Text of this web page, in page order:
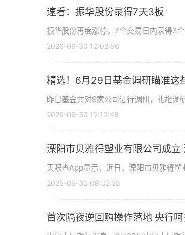
速看：振华股份录得7天3板
振华股份再度涨停，7个交易日内录得3
2026-06-30 12:02:56
精选！6月29日基金调研瞄准这
昨日基金共对9家公司进行调研，扎堆调
2026-06-30 12:10:48
溧阳市贝雅得塑业有限公司成立
天眼查App显示，近日，溧阳市贝雅得
2026-06-30 09:02:28
首次隔夜逆回购操作落地 央行